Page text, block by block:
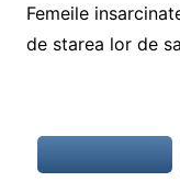
Femeile
de starea lor de